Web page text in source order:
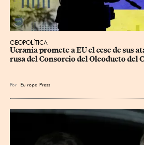
GEOPOLÍTICA
Ucrania promete a EU el cese de sus
rusa del Consorcio del Oleoducto del
Por Eu ropa Press